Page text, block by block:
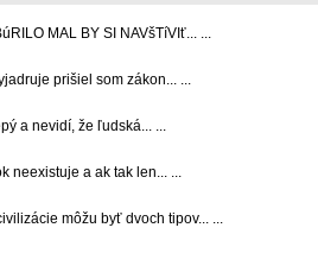
MAL BY SI NAVšTíVIť... ...
prišiel som zákon... ...
a nevidí, že ľudská... ...
neexistuje a ak tak len... ...
môžu byť dvoch tipov... ...